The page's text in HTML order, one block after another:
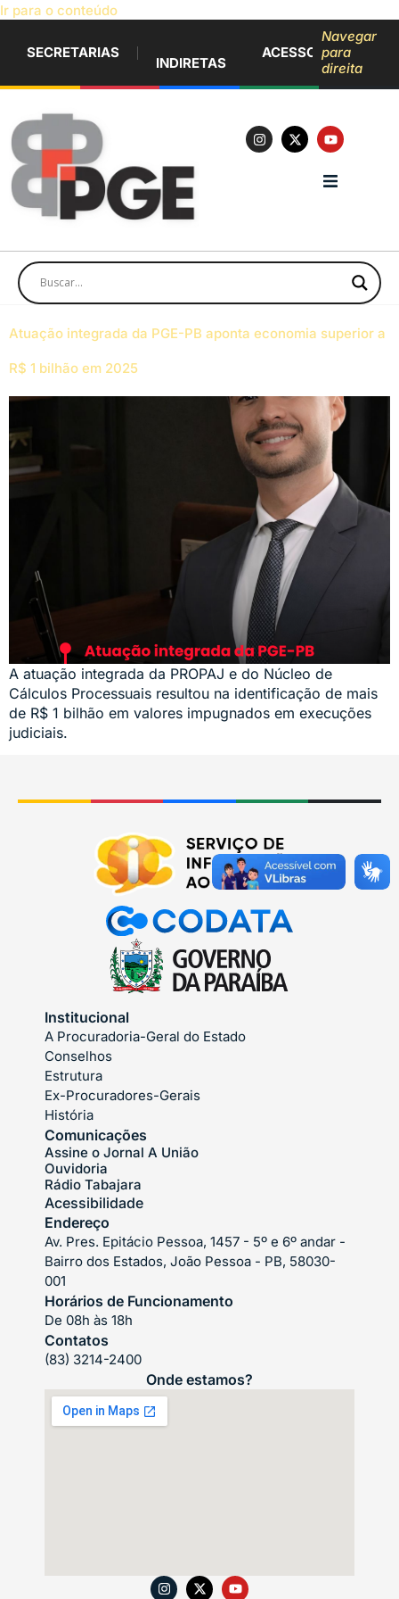
Ir para o conteúdo
SECRETARIAS
INDIRETAS
ACESSO À
Navegar
para
direita
Atuação integrada da PGE-PB aponta economia superior a
R$ 1 bilhão em 2025
A atuação integrada da PROPAJ e do Núcleo de
Cálculos Processuais resultou na identificação de mais
de R$ 1 bilhão em valores impugnados em execuções
judiciais.
Institucional
A Procuradoria-Geral do Estado
Conselhos
Estrutura
Ex-Procuradores-Gerais
História
Comunicações
Assine o Jornal A União
Ouvidoria
Rádio Tabajara
Acessibilidade
Endereço
Av. Pres. Epitácio Pessoa, 1457 - 5º e 6º andar -
Bairro dos Estados, João Pessoa - PB, 58030-
001
Horários de Funcionamento
De 08h às 18h
Contatos
(83) 3214-2400
Onde estamos?